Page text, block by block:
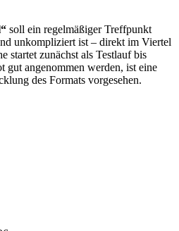
soll ein regelmäßiger Treffpunkt
unkompliziert ist – direkt im Viertel
startet zunächst als Testlauf bis
gut angenommen werden, ist eine
des Formats vorgesehen.